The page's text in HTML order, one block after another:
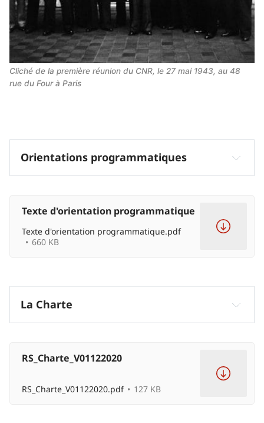
Cliché de la première réunion du CNR, le 27 mai 1943, au 48
rue du Four à Paris
Orientations programmatiques
Reprendre le contrôle pour que reviennent « les
Comprendre le malheur
Texte d'orientation programmatique
Texte d'orientation programmatique.pdf
660 KB
La Charte
RS_Charte_V01122020
RS_Charte_V01122020.pdf 127 KB